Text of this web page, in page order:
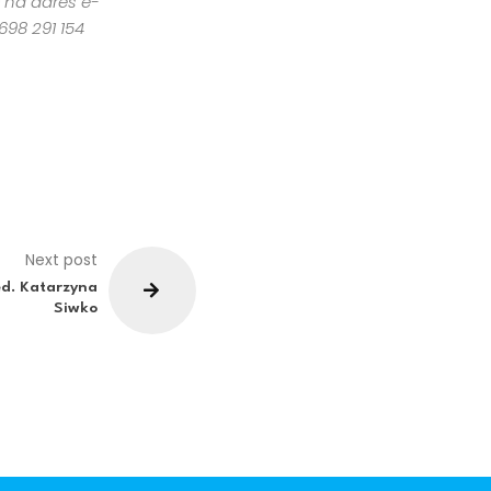
291 154
Next post
Katarzyna
Siwko